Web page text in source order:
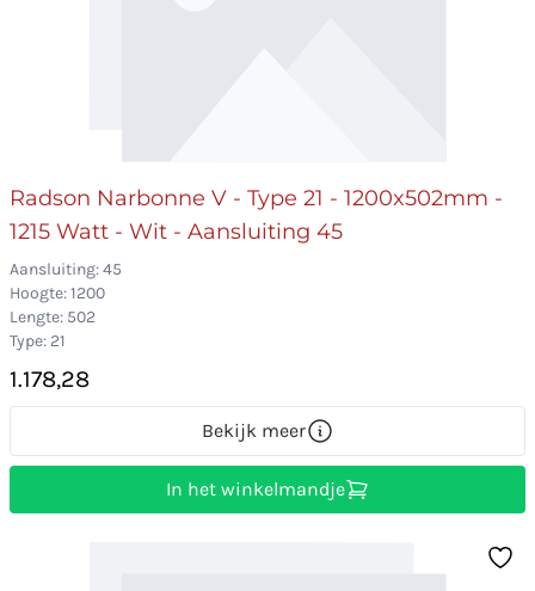
Radson Narbonne V - Type 21 - 1200x502mm -
1215 Watt - Wit - Aansluiting 45
Aansluiting: 45
Hoogte: 1200
Lengte: 502
Type: 21
1.178,28
Bekijk meer
In het winkelmandje